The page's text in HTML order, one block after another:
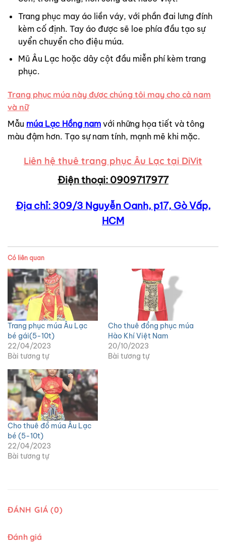
Trang phục may áo liền váy, với phần đai lưng đính
kèm cố định. Tay áo được sẽ loe phía đầu tạo sự
uyển chuyển cho điệu múa.
Mũ Âu Lạc hoặc dây cột đầu miễn phí kèm trang
phục.
Trang phục múa này được chúng tôi may cho cả nam
và nữ
Mẫu múa Lạc Hồng nam với những họa tiết và tông
màu đậm hơn. Tạo sự nam tính, mạnh mẽ khi mặc.
Liên hệ thuê trang phục Âu Lạc tại DiVit
Điện thoại: 0909717977
Địa chỉ: 309/3 Nguyễn Oanh, p17, Gò Vấp,
HCM
Có liên quan
Trang phục múa Âu Lạc
bé gái(5-10t)
22/04/2023
Bài tương tự
Cho thuê đồng phục múa
Hào Khí Việt Nam
20/10/2023
Bài tương tự
Cho thuê đồ múa Âu Lạc
bé (5-10t)
22/04/2023
Bài tương tự
ĐÁNH GIÁ (0)
Đánh giá